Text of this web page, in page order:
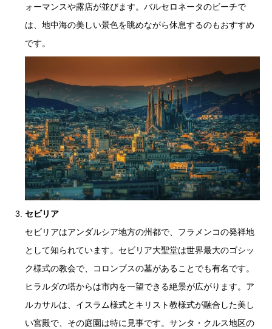
ォーマンスや露店が並びます。バルセロネータのビーチで
は、地中海の美しい景色を眺めながら休息するのもおすすめ
です。
セビリア
セビリアはアンダルシア地方の州都で、フラメンコの発祥地
として知られています。セビリア大聖堂は世界最大のゴシッ
ク様式の教会で、コロンブスの墓があることでも有名です。
ヒラルダの塔からは市内を一望できる絶景が広がります。ア
ルカサルは、イスラム様式とキリスト教様式が融合した美し
い宮殿で、その庭園は特に見事です。サンタ・クルス地区の